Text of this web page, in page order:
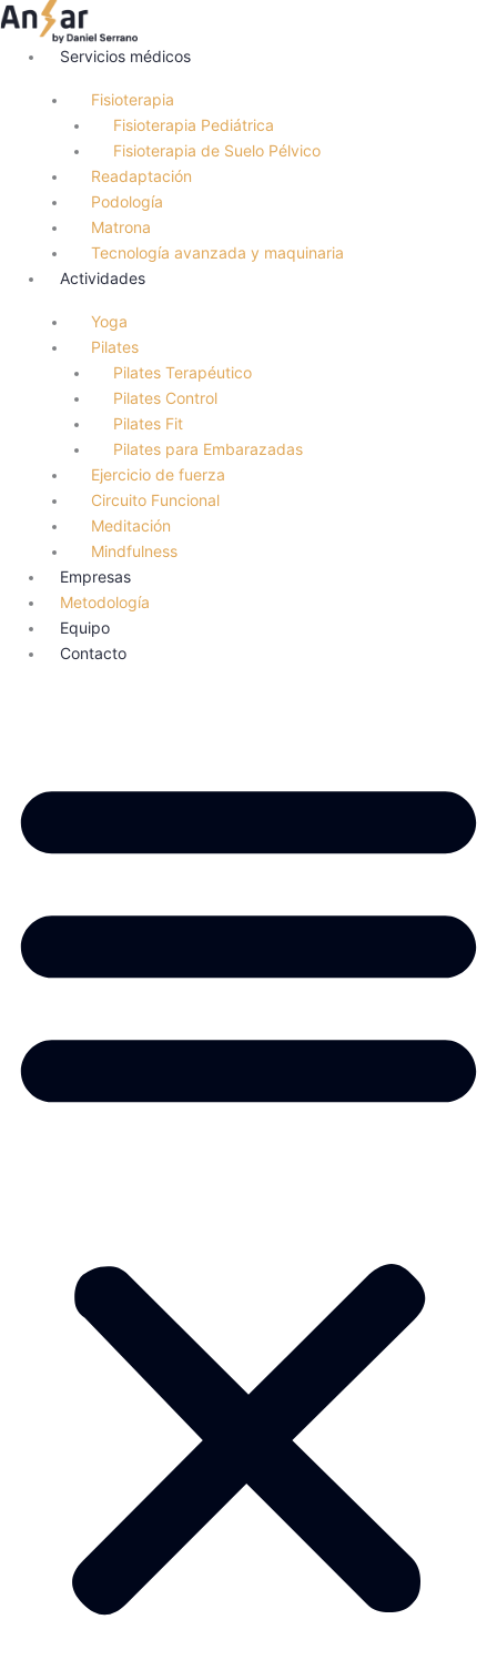
Ir
contenidoServicios médicos
Fisioterapia
Fisioterapia Pediátrica
Fisioterapia de Suelo Pélvico
Readaptación
Podología
Matrona
Tecnología avanzada y maquinaria
Actividades
Yoga
Pilates
Pilates Terapéutico
Pilates Control
Pilates Fit
Pilates para Embarazadas
Ejercicio de fuerza
Circuito Funcional
Meditación
Mindfulness
Empresas
Metodología
Equipo
Contacto